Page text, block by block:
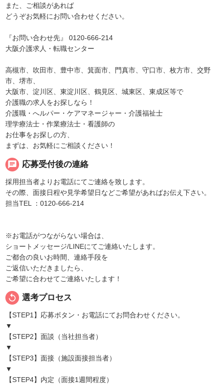
また、ご相談があれば
どうぞお気軽にお問い合わせください。
『お問い合わせ先』 0120-666-214
大阪介護求人・転職センター
高槻市、吹田市、豊中市、箕面市、門真市、守口市、枚方市、交野
市、堺市、
大阪市、淀川区、東淀川区、鶴見区、城東区、東成区等で
介護職の求人をお探しなら！
介護職・へルパー・ケアマネージャー・介護福祉士
理学療法士・作業療法士・看護師の
お仕事をお探しの方、
まずは、お気軽にご相談ください！
chat 応募受付後の連絡
採用担当者よりお電話にてご連絡を致します。
その際、面接日程や見学希望日などご希望があればお伝え下さい。
担当TEL ：0120-666-214
※お電話がつながらない場合は、
ショートメッセージ/LINEにてご連絡いたします。
ご都合の良いお時間、連絡手段を
ご返信いただきましたら、
ご希望に合わせてご連絡いたします！
replay 選考プロセス
【STEP1】応募ボタン・お電話にてお問合わせください。
▼
【STEP2】面談（当社担当者）
▼
【STEP3】面接（施設面接担当者）
▼
【STEP4】内定（面接1週間程度）